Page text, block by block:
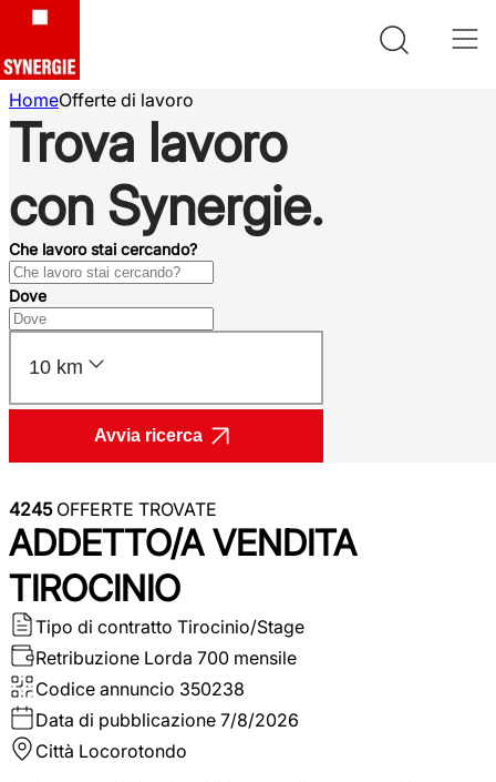
HomeOfferte di lavoro
Trova lavoro
con Synergie.
Che lavoro stai cercando?
Dove
10 km
Avvia ricerca
4245OFFERTE TROVATE
ADDETTO/A VENDITA
TIROCINIO
Tipo di contratto Tirocinio/Stage
Retribuzione Lorda 700 mensile
Codice annuncio 350238
Data di pubblicazione 7/8/2026
Città Locorotondo